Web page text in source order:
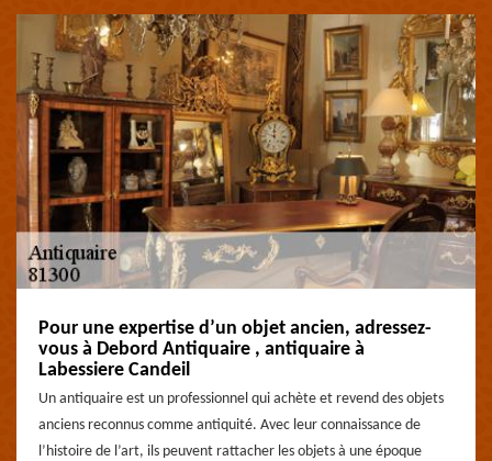
Pour une expertise d’un objet ancien, adressez-
vous à Debord Antiquaire , antiquaire à
Labessiere Candeil
Un antiquaire est un professionnel qui achète et revend des objets
anciens reconnus comme antiquité. Avec leur connaissance de
l’histoire de l’art, ils peuvent rattacher les objets à une époque